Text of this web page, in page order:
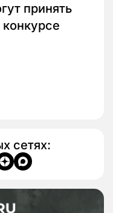
принять
сетях: